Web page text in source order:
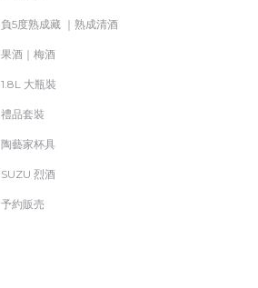
負5度熟成藏 ｜熟成清酒
果酒｜梅酒
1.8L 大瓶裝
禮品套裝
陶藝家杯具
SUZU 烈酒
予約販売